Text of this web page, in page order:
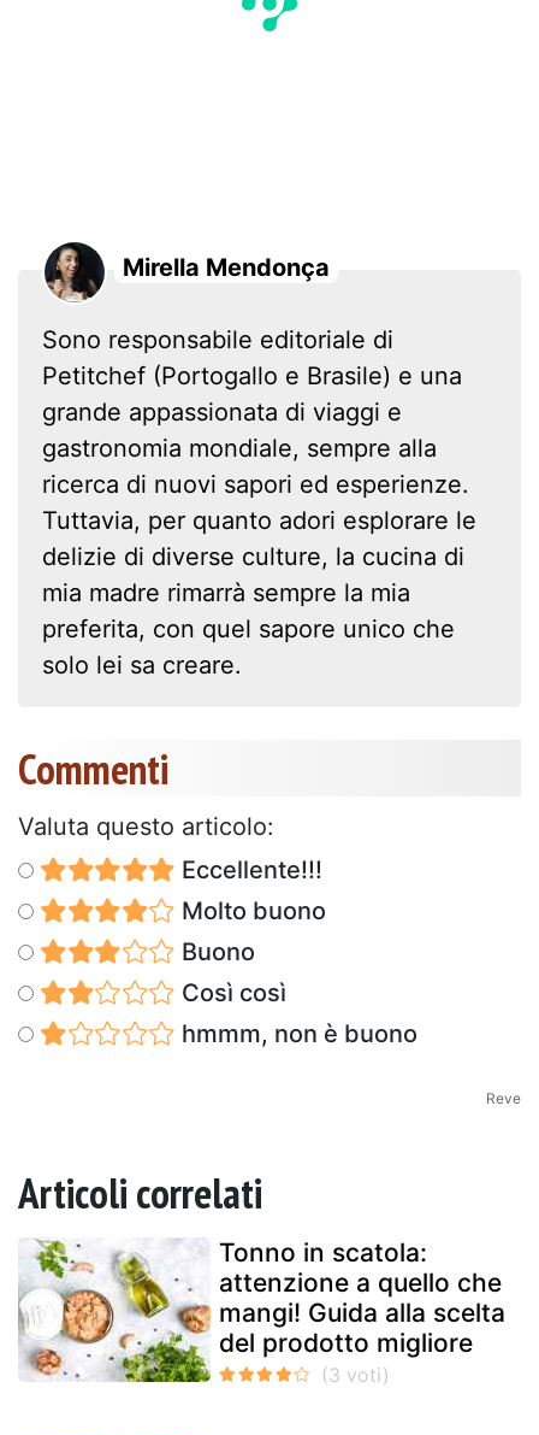
Mirella Mendonça
Sono responsabile editoriale di
Petitchef (Portogallo e Brasile) e una
grande appassionata di viaggi e
gastronomia mondiale, sempre alla
ricerca di nuovi sapori ed esperienze.
Tuttavia, per quanto adori esplorare le
delizie di diverse culture, la cucina di
mia madre rimarrà sempre la mia
preferita, con quel sapore unico che
solo lei sa creare.
Commenti
Valuta questo articolo:
Eccellente!!!
Molto buono
Buono
Così così
hmmm, non è buono
Reve
Articoli correlati
Tonno in scatola:
attenzione a quello che
mangi! Guida alla scelta
del prodotto migliore